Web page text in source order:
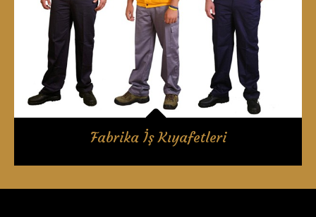
Fabrika İş Kıyafetleri